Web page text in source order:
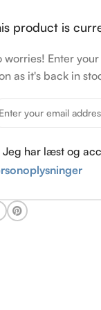
product is
worries! Enter
as it's back in
Jeg har læst og